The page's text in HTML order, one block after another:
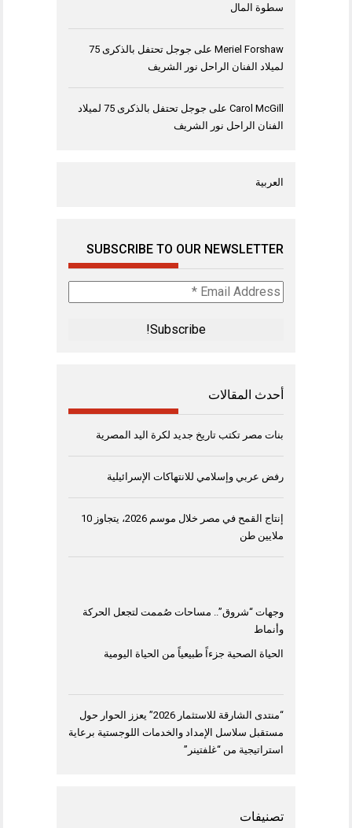
سطوة المال
Meriel Forshaw على
جوجل تحتفل بالذكرى 75
لميلاد الفنان الراحل نور الشريف
Carol McGill على
جوجل تحتفل بالذكرى 75 لميلاد
الفنان الراحل نور الشريف
العربية
SUBSCRIBE TO OUR NEWSLETTER
Email
Address
أحدث المقالات
بنات مصر تكتب تاريخ جديد لكرة اليد المصرية
رفض عربي وإسلامي للانتهاكات الإسرائيلية
إنتاج القمح في مصر خلال موسم 2026، يتجاوز 10
ملايين طن
وجهات “شروق”.. مساحات صُممت لتجعل الحركة
وأنماط
الحياة الصحية جزءاً طبيعياً من الحياة اليومية
“منتدى الشارقة للاستثمار 2026” يعزز الحوار حول
مستقبل سلاسل الإمداد والخدمات اللوجستية برعاية
استراتيجية من “غلفتينر”
تصنيفات